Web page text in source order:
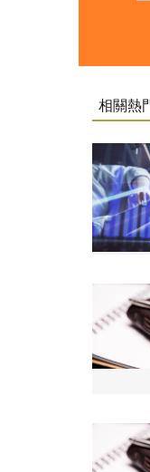
相關熱